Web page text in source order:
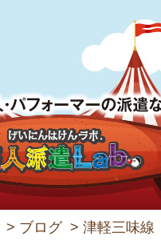
> ブログ > 津軽三味